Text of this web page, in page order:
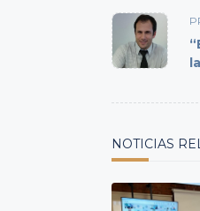
<span
class="nav-
subtitle
screen-
NOTICIAS